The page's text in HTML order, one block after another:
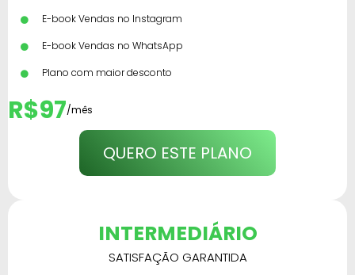
E-book Vendas no Instagram
E-book Vendas no WhatsApp
Plano com maior desconto
R$97/mês
QUERO ESTE PLANO
INTERMEDIÁRIO
SATISFAÇÃO GARANTIDA